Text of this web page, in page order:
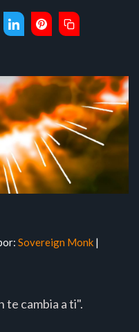
Sovereign Monk |
te cambia a ti".